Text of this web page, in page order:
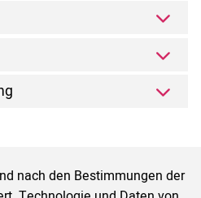
nach den Bestimmungen der